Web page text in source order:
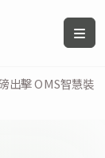
出擊 OMS智慧裝